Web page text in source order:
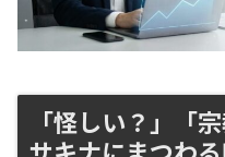
「怪しい？」「